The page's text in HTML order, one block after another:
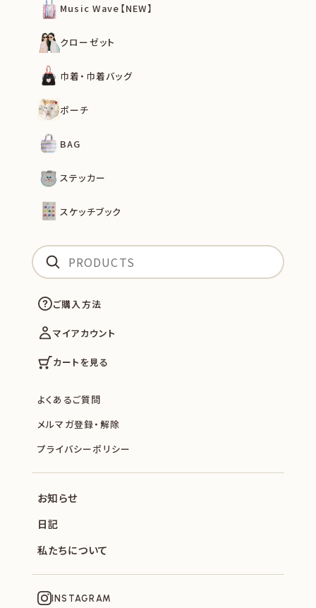
Music Wave【NEW】
クローゼット
巾着・巾着バッグ
ポーチ
BAG
ステッカー
スケッチブック
ご購入方法
マイアカウント
カートを見る
よくあるご質問
メルマガ登録・解除
プライバシーポリシー
お知らせ
日記
私たちについて
INSTAGRAM